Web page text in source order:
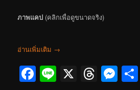
ภาพแคป (คลิกเพื่อดูขนาดจริง)
อ่านเพิ่มเติม →
Facebook
Line
X